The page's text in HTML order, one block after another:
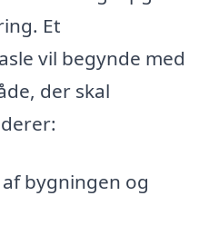
Et
vil begynde med
der skal
bygningen og